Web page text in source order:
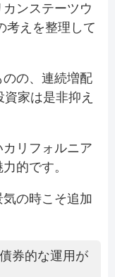
ンステーツウ
考えを整理して
の、連続増配
家は是非抑え
リフォルニア
的です。
の時こそ追加
券的な運用が